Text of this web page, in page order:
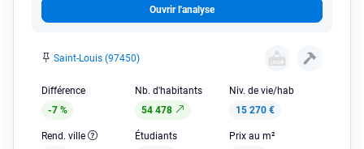
Ouvrir l'analyse
Saint-Louis (97450)
Différence
-7 %
Nb. d'habitants
54 478
Niv. de vie/hab
15 270 €
Rend. ville Étudiants Prix au m²